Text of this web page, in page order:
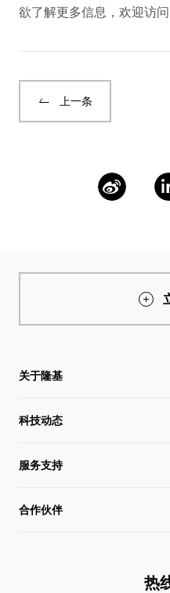
欲了解更多信息，欢迎访问
上一条
关于隆基
关于隆基
全球化布局
管理层信息
科技动态
硅片价格
行业动态
服务支持
下载中心
合作伙伴
热